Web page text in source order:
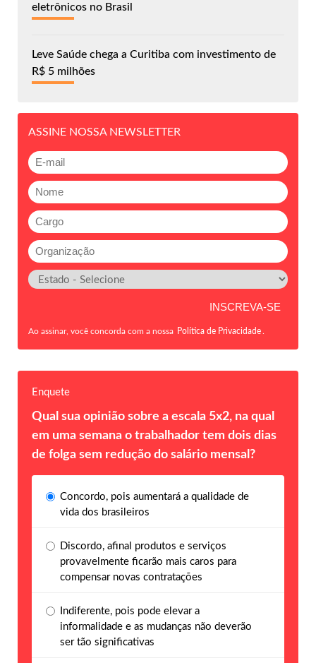
eletrônicos no Brasil
Leve Saúde chega a Curitiba com investimento de
R$ 5 milhões
ASSINE NOSSA NEWSLETTER
Ao assinar, você concorda com a nossa Política de Privacidade
Enquete
Qual sua opinião sobre a escala 5x2, na qual
em uma semana o trabalhador tem dois dias
de folga sem redução do salário mensal?
Concordo, pois aumentará a qualidade de
vida dos brasileiros
Discordo, afinal produtos e serviços
provavelmente ficarão mais caros para
compensar novas contratações
Indiferente, pois pode elevar a
informalidade e as mudanças não deverão
ser tão significativas